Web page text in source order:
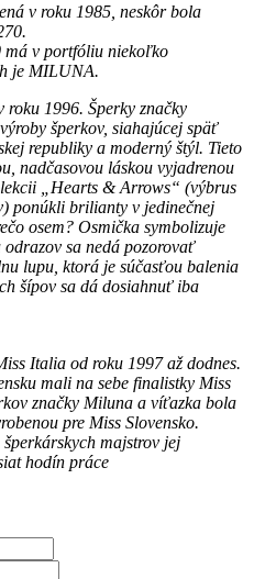
v roku 1985, neskôr bola
má v portfóliu niekoľko
je MILUNA.
1996. Šperky značky
šperkov, siahajúcej späť
republiky a moderný štýl. Tieto
nadčasovou láskou vyjadrenou
„Hearts & Arrows“ (výbrus
ponúkli brilianty v jedinečnej
osem? Osmička symbolizuje
sa nedá pozorovať
lupu, ktorá je súčasťou balenia
šípov sa dá dosiahnuť iba
Italia od roku 1997 až dodnes.
mali na sebe finalistky Miss
značky Miluna a víťazka bola
pre Miss Slovensko.
majstrov jej
hodín práce